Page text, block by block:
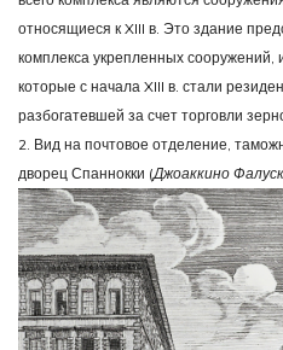
относящиеся к XIII в. Это здание
комплекса укрепленных сооружений,
которые с начала XIII в. стали
разбогатевшей за счет торговли
2. Вид на почтовое отделение,
дворец Спаннокки (Джоаккино